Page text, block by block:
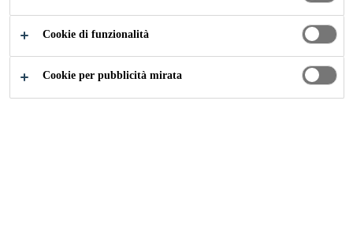
Cookie di funzionalità
Cookie per pubblicità mirata